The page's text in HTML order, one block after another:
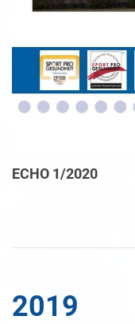
ECHO 1/2020
2019